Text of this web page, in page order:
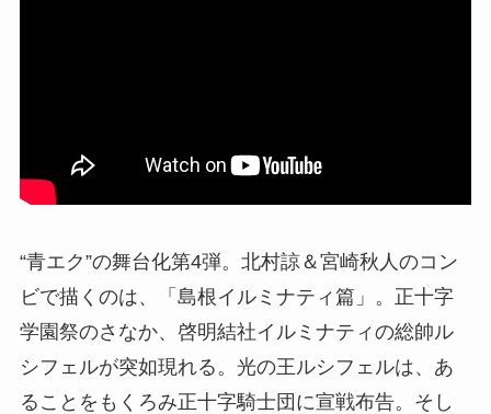
“青エク”の舞台化第4弾。北村諒＆宮崎秋人のコン
ビで描くのは、「島根イルミナティ篇」。正十字
学園祭のさなか、啓明結社イルミナティの総帥ル
シフェルが突如現れる。光の王ルシフェルは、あ
ることをもくろみ正十字騎士団に宣戦布告。そし